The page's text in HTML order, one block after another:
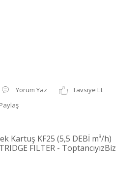
Yorum Yaz
Tavsiye Et
Paylaş
Kartuş KF25 (5,5 DEBİ m³/h)
FILTER - ToptancıyızBiz